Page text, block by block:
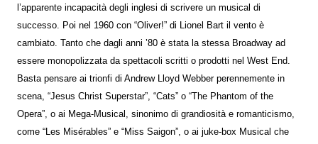
l’apparente incapacità degli inglesi di scrivere un musical di
successo. Poi nel 1960 con “Oliver!” di Lionel Bart il vento è
cambiato. Tanto che dagli anni ’80 è stata la stessa Broadway ad
essere monopolizzata da spettacoli scritti o prodotti nel West End.
Basta pensare ai trionfi di Andrew Lloyd Webber perennemente in
scena, “Jesus Christ Superstar”, “Cats” o “The Phantom of the
Opera”, o ai Mega-Musical, sinonimo di grandiosità e romanticismo,
come “Les Misérables” e “Miss Saigon”, o ai juke-box Musical che